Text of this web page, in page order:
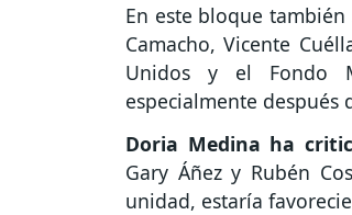
En este bloque
Camacho, Vicente
Unidos y el Fondo
especialmente después
Doria Medina ha
Gary Áñez y Rubén
unidad, estaría